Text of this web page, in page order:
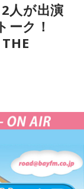
ご遺族の方に
の集いが開かれ
は少なくな
として乗務して
りました。た
まいになって
ま乗り合わせ
んは、新聞や
尋ね人」の広
した。まだ新
らして、およそ8
待ちしていま
人が出演
ーク！